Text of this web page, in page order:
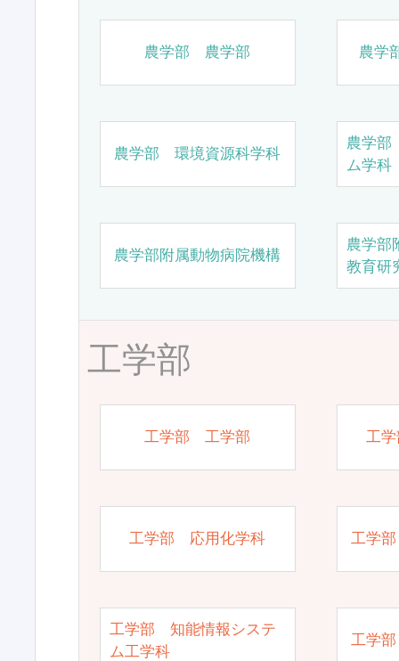
農学部 農学部 農学
農学部 環境資源科学科
農学
ム学科
農学部附属動物病院機構
農学部
教育研
工学部
工学部 工学部 工
工学部 応用化学科 工学
工学部 知能情報システ
ム工学科
工学